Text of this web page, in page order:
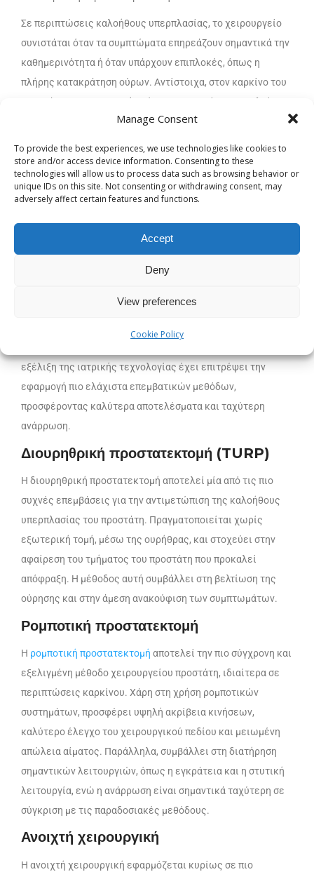
Manage Consent
To provide the best experiences, we use technologies like cookies to
store and/or access device information. Consenting to these
technologies will allow us to process data such as browsing behavior or
unique IDs on this site. Not consenting or withdrawing consent, may
adversely affect certain features and functions.
Accept
Deny
View preferences
Cookie Policy
Σε περιπτώσεις καλοήθους υπερπλασίας, το χειρουργείο
συνιστάται όταν τα συμπτώματα επηρεάζουν σημαντικά την
καθημερινότητα ή όταν υπάρχουν επιπλοκές, όπως η
πλήρης κατακράτηση ούρων. Αντίστοιχα, στον καρκίνο του
προστάτη, η χειρουργική επέμβαση μπορεί να αποτελεί
βασική θεραπευτική επιλογή, ιδιαίτερα όταν η νόσος
Η έγκαιρη αξιολόγηση από εξειδικευμένο ιατρό είναι
καθοριστική, ώστε να επιλεγεί η κατάλληλη χρονική στιγμή
και η πιο αποτελεσματική μέθοδος θεραπείας για κάθε
ασθενή.
Σύγχρονες μέθοδοι χειρουργείου
Σήμερα υπάρχουν διαφορετικές τεχνικές χειρουργείου
προστάτη, οι οποίες επιλέγονται με βάση τις ανάγκες του
εξέλιξη της ιατρικής τεχνολογίας έχει επιτρέψει την
εφαρμογή πιο ελάχιστα επεμβατικών μεθόδων,
προσφέροντας καλύτερα αποτελέσματα και ταχύτερη
ανάρρωση.
Διουρηθρική προστατεκτομή (TURP)
Η διουρηθρική προστατεκτομή αποτελεί μία από τις πιο
συχνές επεμβάσεις για την αντιμετώπιση της καλοήθους
υπερπλασίας του προστάτη. Πραγματοποιείται χωρίς
εξωτερική τομή, μέσω της ουρήθρας, και στοχεύει στην
αφαίρεση του τμήματος του προστάτη που προκαλεί
απόφραξη. Η μέθοδος αυτή συμβάλλει στη βελτίωση της
ούρησης και στην άμεση ανακούφιση των συμπτωμάτων.
Ρομποτική προστατεκτομή
Η ρομποτική προστατεκτομή αποτελεί την πιο σύγχρονη και
εξελιγμένη μέθοδο χειρουργείου προστάτη, ιδιαίτερα σε
περιπτώσεις καρκίνου. Χάρη στη χρήση ρομποτικών
συστημάτων, προσφέρει υψηλή ακρίβεια κινήσεων,
καλύτερο έλεγχο του χειρουργικού πεδίου και μειωμένη
απώλεια αίματος. Παράλληλα, συμβάλλει στη διατήρηση
σημαντικών λειτουργιών, όπως η εγκράτεια και η στυτική
λειτουργία, ενώ η ανάρρωση είναι σημαντικά ταχύτερη σε
σύγκριση με τις παραδοσιακές μεθόδους.
Ανοιχτή χειρουργική
Η ανοιχτή χειρουργική εφαρμόζεται κυρίως σε πιο